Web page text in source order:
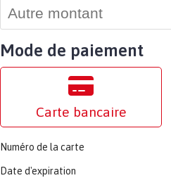
Mode de paiement
Carte bancaire
Numéro de la carte
Date d'expiration